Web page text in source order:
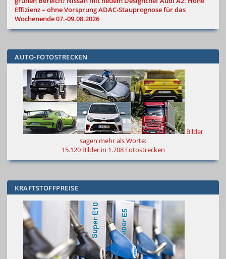
Effizienz – ohne VorsprungADAC-Stauprognose für das
Wochenende 07.-09.08.2026
AUTO-FOTOSTRECKEN
Bilder
sagen mehr als Worte:
15.120 Bilder in 1.708 Fotostrecken
KRAFTSTOFFPREISE